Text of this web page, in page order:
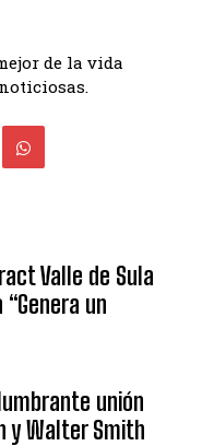
de la vida
Valle de Sula
un
unión
y Walter Smith